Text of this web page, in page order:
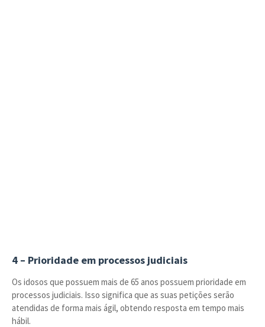
4 – Prioridade em processos judiciais
Os idosos que possuem mais de 65 anos possuem prioridade em
processos judiciais. Isso significa que as suas petições serão
atendidas de forma mais ágil, obtendo resposta em tempo mais
hábil.